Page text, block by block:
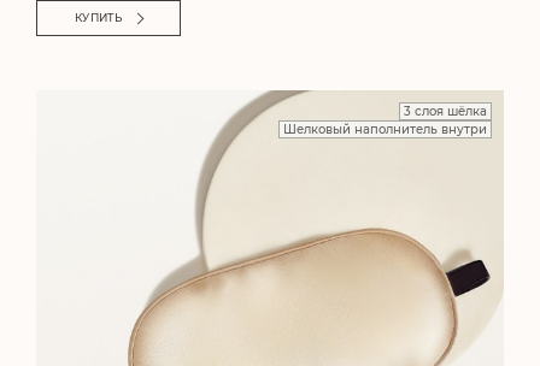
КУПИТЬ
3 слоя шёлка
Шелковый наполнитель внутри